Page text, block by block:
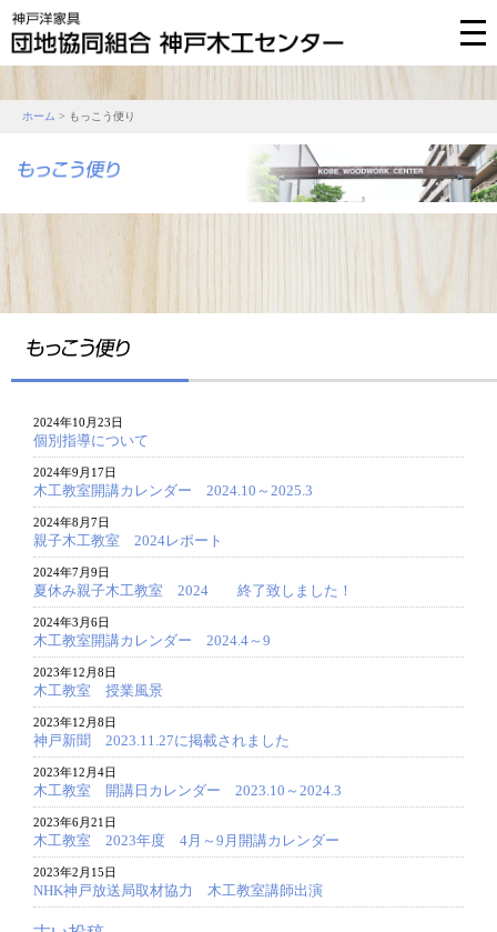
ホーム > もっこう便り
2024年10月23日
個別指導について
2024年9月17日
木工教室開講カレンダー 2024.10～2025.3
2024年8月7日
親子木工教室 2024レポート
2024年7月9日
夏休み親子木工教室 2024 終了致しました！
2024年3月6日
木工教室開講カレンダー 2024.4～9
2023年12月8日
木工教室 授業風景
2023年12月8日
神戸新聞 2023.11.27に掲載されました
2023年12月4日
木工教室 開講日カレンダー 2023.10～2024.3
2023年6月21日
木工教室 2023年度 4月～9月開講カレンダー
2023年2月15日
NHK神戸放送局取材協力 木工教室講師出演